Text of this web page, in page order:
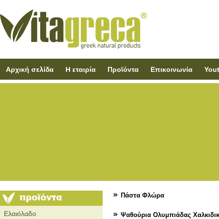
Αρχική σελίδα Η εταιρία Προϊόντα Επικοινωνία
Ελαιόλαδο
Πάστα Φλώρα
Ψαθούρια Ολυμπιάδας